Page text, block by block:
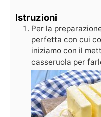
Istruzioni
Per la
perfetta con cui
iniziamo con il
casseruola per